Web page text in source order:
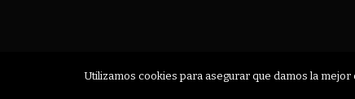
Utilizamos cookies para asegurar que damos la